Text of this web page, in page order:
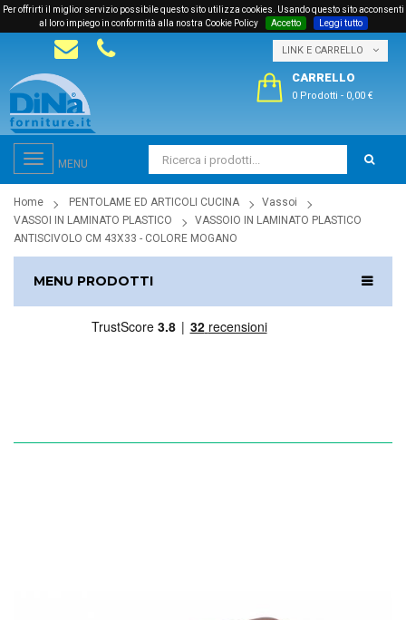
Per offrirti il miglior servizio possibile questo sito utilizza cookies. Usando questo sito acconsenti
al loro impiego in conformità alla nostra Cookie Policy
Accetto Leggi tutto
LINK E CARRELLO
CARRELLO
0 Prodotti - 0,00 €
Toggle
navigation
MENU
Home PENTOLAME ED ARTICOLI CUCINA
Vassoi
VASSOI IN LAMINATO PLASTICO
VASSOIO IN LAMINATO PLASTICO
ANTISCIVOLO CM 43X33 - COLORE MOGANO
MENU PRODOTTI